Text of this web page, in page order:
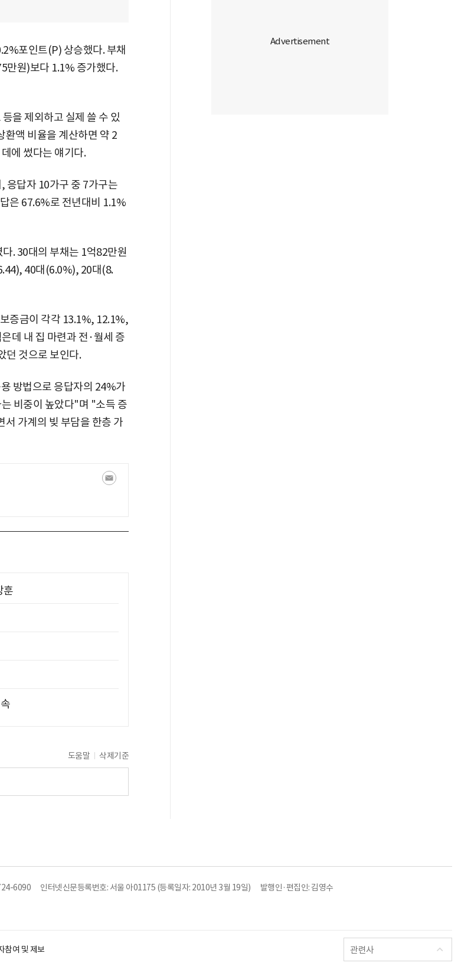
포인트(P) 상승했다. 부채
만원)보다 1.1% 증가했다.
을 제외하고 실제 쓸 수 있
환액 비율을 계산하면 약 2
에 썼다는 얘기다.
응답자 10가구 중 7가구는
은 67.6%로 전년대비 1.1%
. 30대의 부채는 1억82만원
40대(6.0%), 20대(8.
증금이 각각 13.1%, 12.1%,
데 내 집 마련과 전·월세 증
던 것으로 보인다.
방법으로 응답자의 24%가
비중이 높았다"며 "소득 증
서 가계의 빚 부담을 한층 가
훈
도움말 삭제기준
6090 인터넷신문등록번호: 서울 아01175 (등록일자: 2010년 3월 19일)
발행인·편집인: 김영수
참여 및 제보 관련사